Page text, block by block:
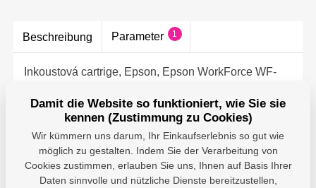
Beschreibung Parameter 1
Inkoustová cartrige, Epson, Epson WorkForce WF-
C13T16314010, T163140, 500 str.
Parameter
Damit die Website so funktioniert, wie Sie sie
kennen (Zustimmung zu Cookies)
Wir kümmern uns darum, Ihr Einkaufserlebnis so gut wie
möglich zu gestalten. Indem Sie der Verarbeitung von
Cookies zustimmen, erlauben Sie uns, Ihnen auf Basis Ihrer
Daten sinnvolle und nützliche Dienste bereitzustellen,